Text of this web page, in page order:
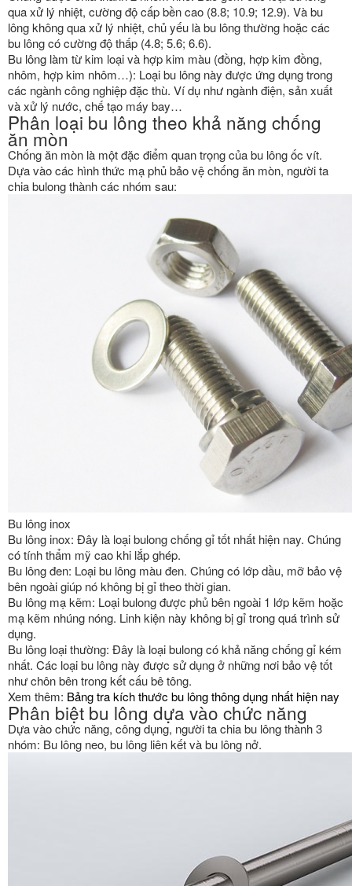
qua xử lý nhiệt, cường độ cấp bền cao (8.8; 10.9; 12.9). Và bu
lông không qua xử lý nhiệt, chủ yếu là bu lông thường hoặc các
bu lông có cường độ thấp (4.8; 5.6; 6.6).
Bu lông làm từ kim loại và hợp kim màu (đồng, hợp kim đồng,
nhôm, hợp kim nhôm…): Loại bu lông này được ứng dụng trong
các ngành công nghiệp đặc thù. Ví dụ như ngành điện, sản xuất
và xử lý nước, chế tạo máy bay…
Phân loại bu lông theo khả năng chống
ăn mòn
Chống ăn mòn là một đặc điểm quan trọng của bu lông ốc vít.
Dựa vào các hình thức mạ phủ bảo vệ chống ăn mòn, người ta
chia bulong thành các nhóm sau:
Bu lông inox
Bu lông inox: Đây là loại bulong chống gỉ tốt nhất hiện nay. Chúng
có tính thẩm mỹ cao khi lắp ghép.
Bu lông đen: Loại bu lông màu đen. Chúng có lớp dầu, mỡ bảo vệ
bên ngoài giúp nó không bị gỉ theo thời gian.
Bu lông mạ kẽm: Loại bulong được phủ bên ngoài 1 lớp kẽm hoặc
mạ kẽm nhúng nóng. Linh kiện này không bị gỉ trong quá trình sử
dụng.
Bu lông loại thường: Đây là loại bulong có khả năng chống gỉ kém
nhất. Các loại bu lông này được sử dụng ở những nơi bảo vệ tốt
như chôn bên trong kết cấu bê tông.
Xem thêm: Bảng tra kích thước bu lông thông dụng nhất hiện nay
Phân biệt bu lông dựa vào chức năng
Dựa vào chức năng, công dụng, người ta chia bu lông thành 3
nhóm: Bu lông neo, bu lông liên kết và bu lông nở.